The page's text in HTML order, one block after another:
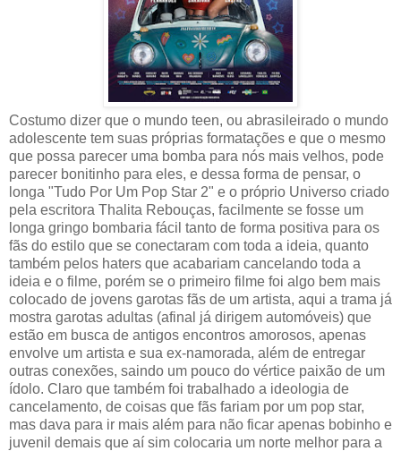
Costumo dizer que o mundo teen, ou abrasileirado o mundo
adolescente tem suas próprias formatações e que o mesmo
que possa parecer uma bomba para nós mais velhos, pode
parecer bonitinho para eles, e dessa forma de pensar, o
longa "Tudo Por Um Pop Star 2" e o próprio Universo criado
pela escritora Thalita Rebouças, facilmente se fosse um
longa gringo bombaria fácil tanto de forma positiva para os
fãs do estilo que se conectaram com toda a ideia, quanto
também pelos haters que acabariam cancelando toda a
ideia e o filme, porém se o primeiro filme foi algo bem mais
colocado de jovens garotas fãs de um artista, aqui a trama já
mostra garotas adultas (afinal já dirigem automóveis) que
estão em busca de antigos encontros amorosos, apenas
envolve um artista e sua ex-namorada, além de entregar
outras conexões, saindo um pouco do vértice paixão de um
ídolo. Claro que também foi trabalhado a ideologia de
cancelamento, de coisas que fãs fariam por um pop star,
mas dava para ir mais além para não ficar apenas bobinho e
juvenil demais que aí sim colocaria um norte melhor para a